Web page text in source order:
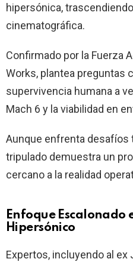
hipersónica,
cinematográfica.
Confirmado por la Fuerza
Works, plantea preguntas
supervivencia humana a
Mach 6 y la viabilidad en
Aunque enfrenta
tripulado demuestra un
cercano a la realidad
Enfoque Escalonado
Hipersónico
Expertos, incluyendo al